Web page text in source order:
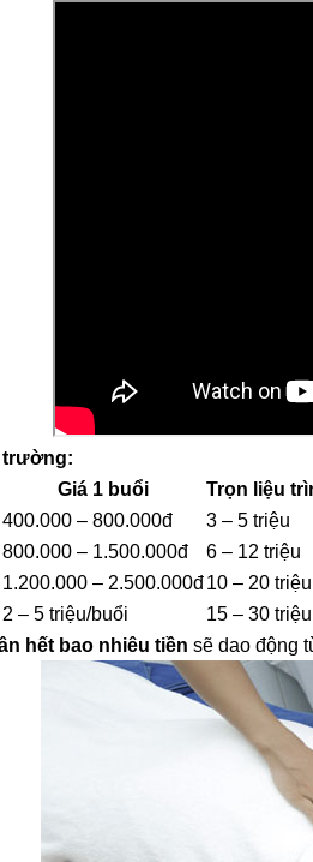
trường:
Giá 1 buổi
Trọn liệu
400.000 – 800.000đ
3 – 5 triệu
800.000 – 1.500.000đ
6 – 12 triệu
1.200.000 – 2.500.000đ10 – 20 triệu
2 – 5 triệu/buổi
15 – 30 triệu
hết bao nhiêu tiền sẽ dao động